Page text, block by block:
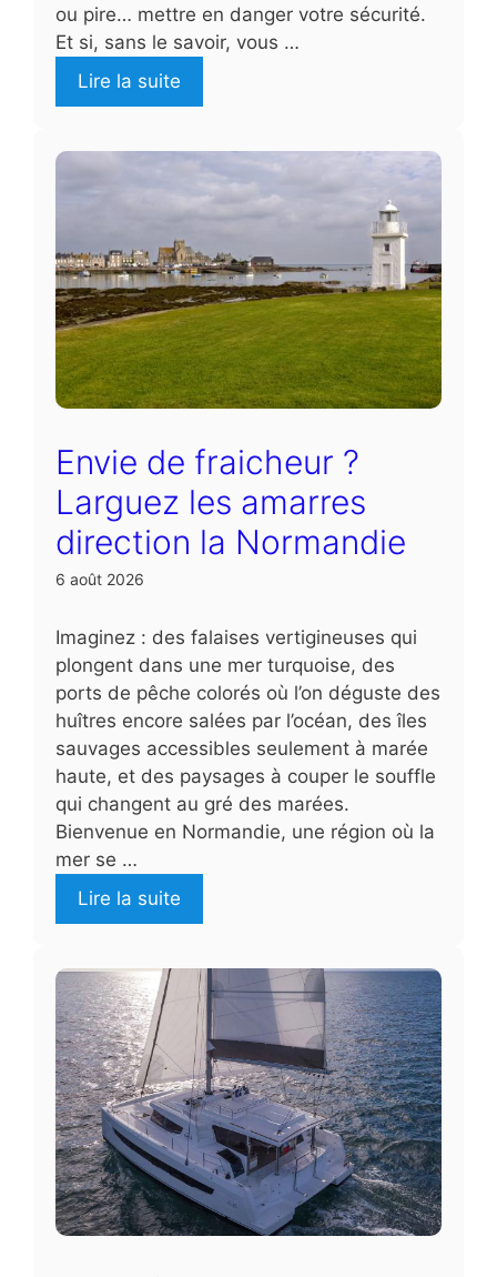
ou pire… mettre en danger votre sécurité.
Et si, sans le savoir, vous …
Lire la suite
Envie de fraicheur ?
Larguez les amarres
direction la Normandie
6 août 2026
Imaginez : des falaises vertigineuses qui
plongent dans une mer turquoise, des
ports de pêche colorés où l’on déguste des
huîtres encore salées par l’océan, des îles
sauvages accessibles seulement à marée
haute, et des paysages à couper le souffle
qui changent au gré des marées.
Bienvenue en Normandie, une région où la
mer se …
Lire la suite